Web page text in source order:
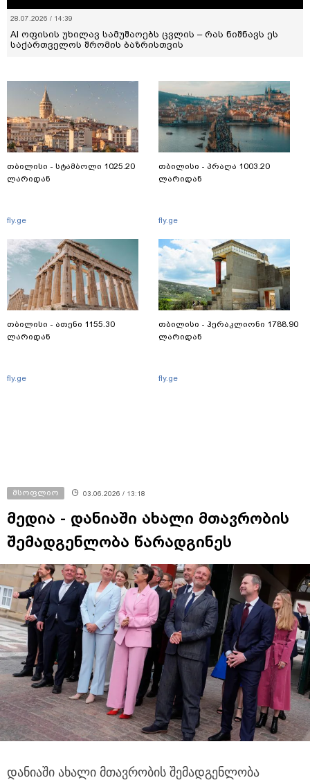
31.07.2026 / 12:41
ქაღალდის ეპოქიდან ციფრულ სამყარომდე – როგორ
იცვლება ადამიანური ურთიერთობები საქართველოში
თბილისი - სტამბოლი 1025.20
ლარიდან
fly.ge
თბილისი - ათენი 1155.30
ლარიდან
fly.ge
თბილისი - პრაღა 1003.20
ლარიდან
fly.ge
თბილისი - ჰერაკლიონი 1788.90
ლარიდან
fly.ge
მსოფლიო 03.06.2026 / 13:18
მედია - დანიაში ახალი მთავრობის
შემადგენლობა წარადგინეს
დანიაში ახალი მთავრობის შემადგენლობა